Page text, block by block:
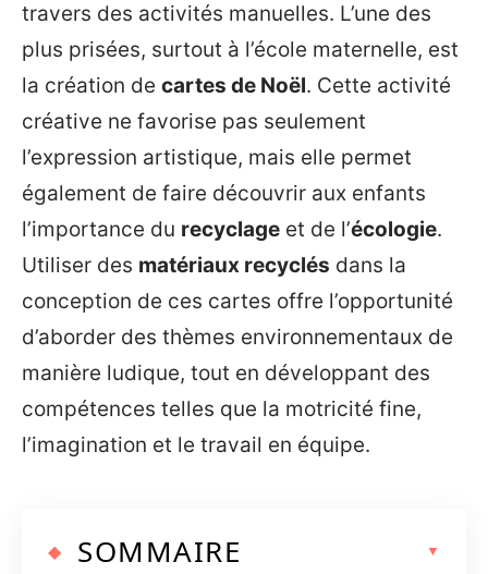
travers des activités manuelles. L’une des
plus prisées, surtout à l’école maternelle, est
la création de cartes de Noël. Cette activité
créative ne favorise pas seulement
l’expression artistique, mais elle permet
également de faire découvrir aux enfants
l’importance du recyclage et de l’écologie.
Utiliser des matériaux recyclés dans la
conception de ces cartes offre l’opportunité
d’aborder des thèmes environnementaux de
manière ludique, tout en développant des
compétences telles que la motricité fine,
l’imagination et le travail en équipe.
SOMMAIRE